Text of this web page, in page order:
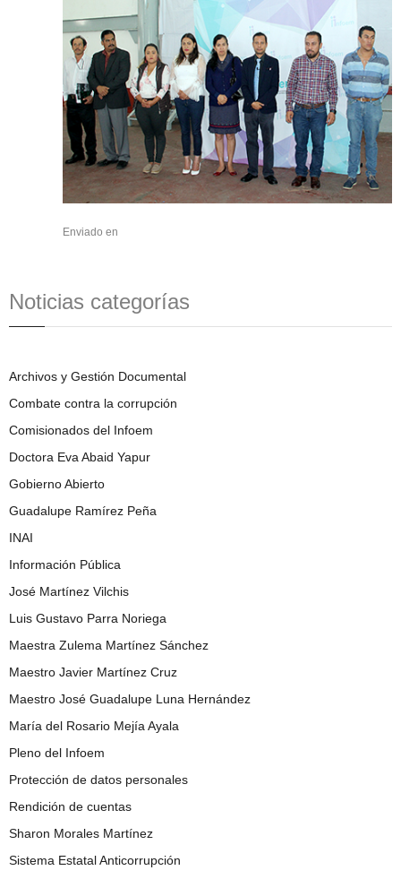
Enviado en
Noticias categorías
Archivos y Gestión Documental
Combate contra la corrupción
Comisionados del Infoem
Doctora Eva Abaid Yapur
Gobierno Abierto
Guadalupe Ramírez Peña
INAI
Información Pública
José Martínez Vilchis
Luis Gustavo Parra Noriega
Maestra Zulema Martínez Sánchez
Maestro Javier Martínez Cruz
Maestro José Guadalupe Luna Hernández
María del Rosario Mejía Ayala
Pleno del Infoem
Protección de datos personales
Rendición de cuentas
Sharon Morales Martínez
Sistema Estatal Anticorrupción